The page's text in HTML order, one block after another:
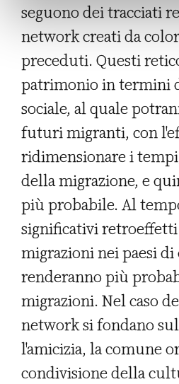
seguono dei tracciati
network creati da
preceduti. Questi
patrimonio in termini
sociale, al quale
futuri migranti, con
ridimensionare i
della migrazione, e
più probabile. Al
significativi
migrazioni nei paesi
renderanno più
migrazioni. Nel caso
network si fondano
l'amicizia, la comune
condivisione della